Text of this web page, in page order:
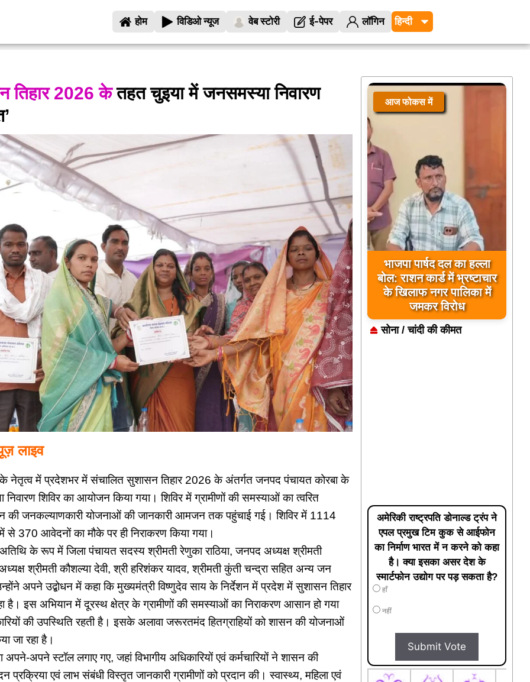
होम विडिओ न्यूज वेब स्टोरी ई-पेपर लॉगिन
तिहार 2026 केतहत चुइया में जनसमस्या निवारण
लाइव
के नेतृत्व में प्रदेशभर में संचालित सुशासन तिहार 2026 के अंतर्गत जनपद पंचायत कोरबा के
शिविर का आयोजन किया गया। शिविर में ग्रामीणों की समस्याओं का त्वरित
की जनकल्याणकारी योजनाओं की जानकारी आमजन तक पहुंचाई गई। शिविर में 1114
370 आवेदनों का मौके पर ही निराकरण किया गया।
के रूप में जिला पंचायत सदस्य श्रीमती रेणुका राठिया, जनपद अध्यक्ष श्रीमती
श्रीमती कौशल्या देवी, श्री हरिशंकर यादव, श्रीमती कुंती चन्द्रा सहित अन्य जन
अपने उद्बोधन में कहा कि मुख्यमंत्री विष्णुदेव साय के निर्देशन में प्रदेश में सुशासन तिहार
है। इस अभियान में दूरस्थ क्षेत्र के ग्रामीणों की समस्याओं का निराकरण आसान हो गया
की उपस्थिति रहती है। इसके अलावा जरूरतमंद हितग्राहियों को शासन की योजनाओं
जा रहा है।
अपने-अपने स्टॉल लगाए गए, जहां विभागीय अधिकारियों एवं कर्मचारियों ने शासन की
एवं लाभ संबंधी विस्तृत जानकारी ग्रामीणों को प्रदान की। स्वास्थ्य, महिला एवं
आज फोकस में
भाजपा पार्षद दल का हल्ला
बोल: राशन कार्ड में भ्रष्टाचार
के खिलाफ नगर पालिका में
जमकर विरोध
सोना / चांदी की कीमत
अमेरिकी राष्ट्रपति डोनाल्ड ट्रंप ने
एपल प्रमुख टिम कुक से आईफोन
का निर्माण भारत में न करने को कहा
है। क्या इसका असर देश के
स्मार्टफोन उद्योग पर पड़ सकता है?
हाँ
नहीं
Submit Vote